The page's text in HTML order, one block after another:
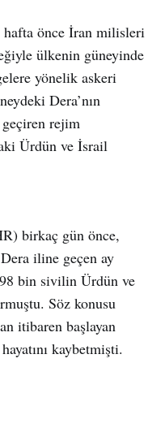
hafta önce İran milisleri
ülkenin güneyinde
yönelik askeri
Dera’nın
rejim
Ürdün ve İsrail
birkaç gün önce,
iline geçen ay
bin sivilin Ürdün ve
Söz konusu
itibaren başlayan
kaybetmişti.